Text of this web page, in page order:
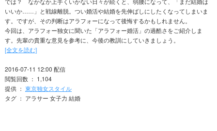
いいか……」と戦線離脱。つい婚活や結婚を先伸ばしにしたくなってしまいま
す。ですが、その判断はアラフォーになって後悔するかもしれません。
今回は、アラフォー独女に聞いた「アラフォー婚活」の過酷さをご紹介しま
す。先輩の貴重な意見を参考に、今後の教訓にしていきましょう。
[全文を読む]
2016-07-11 12:00 配信
閲覧回数 ： 1,104
提供 ： 東京独女スタイル
タグ ： アラサー 女子力 結婚